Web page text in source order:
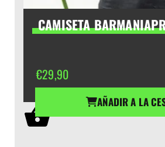
CAMISETA
€29,90
AÑADIR A LA